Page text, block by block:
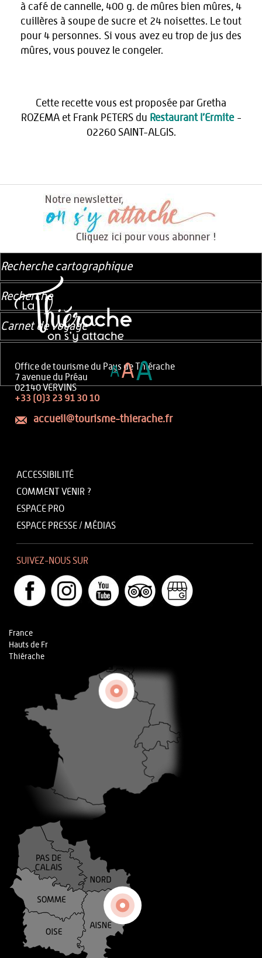
à café de cannelle, 400 g. de mûres bien mûres, 4
cuillères à soupe de sucre et 24 noisettes. Le tout
pour 4 personnes. Si vous avez eu trop de jus des
mûres, vous pouvez le congeler.
Cette recette vous est proposée par Gretha
ROZEMA et Frank PETERS du Restaurant l’Ermite-
02260 SAINT-ALGIS.
Office de tourisme du Pays de Thiérache
7 avenue du Préau
02140 VERVINS
+33 (0)3 23 91 30 10
accueil@tourisme-thierache.fr
ACCESSIBILITÉ
COMMENT VENIR ?
ESPACE PRO
ESPACE PRESSE / MÉDIAS
SUIVEZ-NOUS SUR
France
Hauts de Fr
Thiérache
Recherche cartographique
Recherche
Carnet de voyage
AAA